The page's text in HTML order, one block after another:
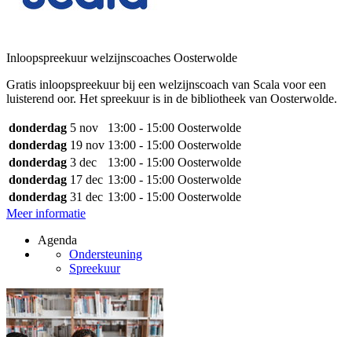
Inloopspreekuur welzijnscoaches Oosterwolde
Gratis inloopspreekuur bij een welzijnscoach van Scala voor een
luisterend oor. Het spreekuur is in de bibliotheek van Oosterwolde.
donderdag 5 nov 13:00 - 15:00 Oosterwolde
donderdag 19 nov 13:00 - 15:00 Oosterwolde
donderdag 3 dec 13:00 - 15:00 Oosterwolde
donderdag 17 dec 13:00 - 15:00 Oosterwolde
donderdag 31 dec 13:00 - 15:00 Oosterwolde
Meer informatie
Agenda
Ondersteuning
Spreekuur